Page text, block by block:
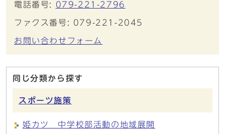
電話番号: 079-221-2796
ファクス番号: 079-221-2045
お問い合わせフォーム
同じ分類から探す
スポーツ施策
姫カツ 中学校部活動の地域展開